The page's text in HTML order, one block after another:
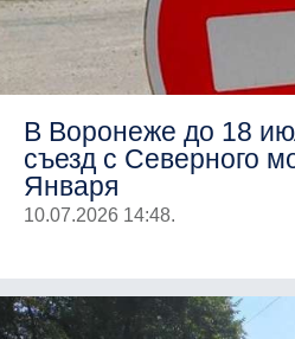
В Воронеже до 18
съезд с Северного
Января
10.07.2026 14:48.